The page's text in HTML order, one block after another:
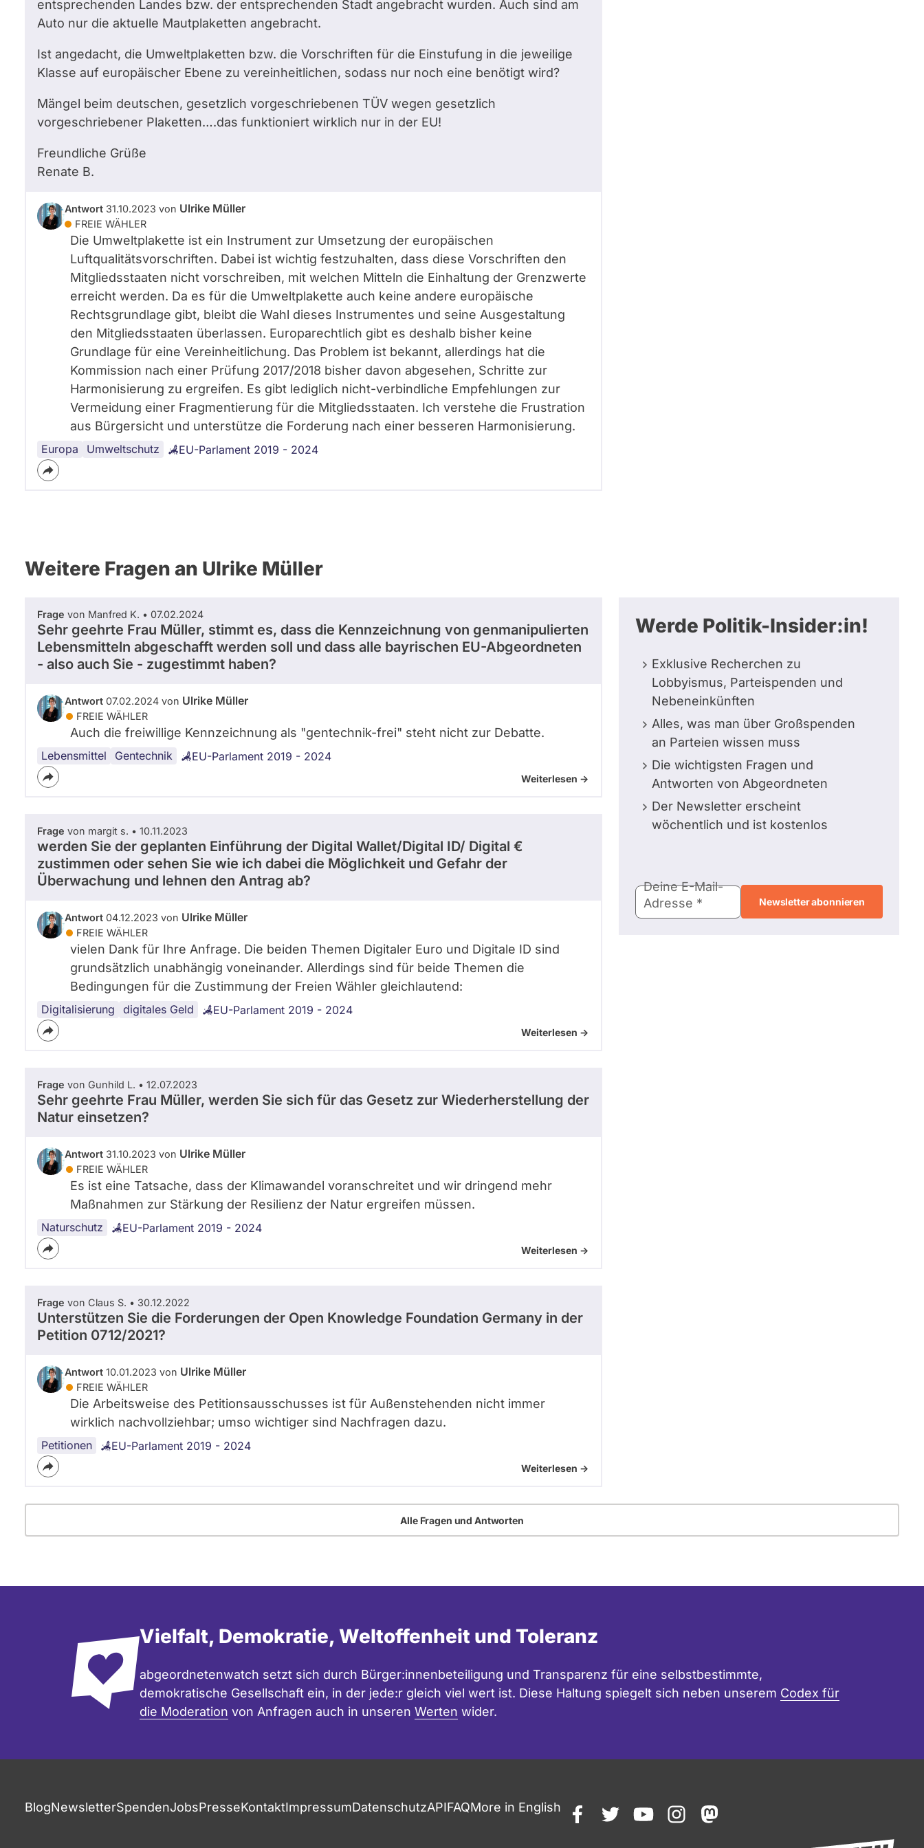
entsprechenden Landes bzw. der entsprechenden Stadt angebracht wurden. Auch sind am
Auto nur die aktuelle Mautplaketten angebracht.
Ist angedacht, die Umweltplaketten bzw. die Vorschriften für die Einstufung in die jeweilige
Klasse auf europäischer Ebene zu vereinheitlichen, sodass nur noch eine benötigt wird?
Mängel beim deutschen, gesetzlich vorgeschriebenen TÜV wegen gesetzlich
vorgeschriebener Plaketten….das funktioniert wirklich nur in der EU!
Freundliche Grüße
Renate B.
Antwort 31.10.2023 von Ulrike Müller
FREIE WÄHLER
Die Umweltplakette ist ein Instrument zur Umsetzung der europäischen
Luftqualitätsvorschriften. Dabei ist wichtig festzuhalten, dass diese Vorschriften den
Mitgliedsstaaten nicht vorschreiben, mit welchen Mitteln die Einhaltung der Grenzwerte
erreicht werden. Da es für die Umweltplakette auch keine andere europäische
Rechtsgrundlage gibt, bleibt die Wahl dieses Instrumentes und seine Ausgestaltung
den Mitgliedsstaaten überlassen. Europarechtlich gibt es deshalb bisher keine
Grundlage für eine Vereinheitlichung. Das Problem ist bekannt, allerdings hat die
Kommission nach einer Prüfung 2017/2018 bisher davon abgesehen, Schritte zur
Harmonisierung zu ergreifen. Es gibt lediglich nicht-verbindliche Empfehlungen zur
Vermeidung einer Fragmentierung für die Mitgliedsstaaten. Ich verstehe die Frustration
aus Bürgersicht und unterstütze die Forderung nach einer besseren Harmonisierung.
Europa Umweltschutz EU-Parlament 2019 - 2024
Weitere Fragen an Ulrike Müller
Frage von Manfred K. • 07.02.2024
Sehr geehrte Frau Müller, stimmt es, dass die Kennzeichnung von genmanipulierten
Lebensmitteln abgeschafft werden soll und dass alle bayrischen EU-Abgeordneten
- also auch Sie - zugestimmt haben?
Antwort 07.02.2024 von Ulrike Müller
FREIE WÄHLER
Auch die freiwillige Kennzeichnung als "gentechnik-frei" steht nicht zur Debatte.
Lebensmittel Gentechnik EU-Parlament 2019 - 2024
Weiterlesen ->
Frage von margit s. • 10.11.2023
werden Sie der geplanten Einführung der Digital Wallet/Digital ID/ Digital €
zustimmen oder sehen Sie wie ich dabei die Möglichkeit und Gefahr der
Überwachung und lehnen den Antrag ab?
Antwort 04.12.2023 von Ulrike Müller
FREIE WÄHLER
vielen Dank für Ihre Anfrage. Die beiden Themen Digitaler Euro und Digitale ID sind
grundsätzlich unabhängig voneinander. Allerdings sind für beide Themen die
Bedingungen für die Zustimmung der Freien Wähler gleichlautend:
Digitalisierung digitales Geld
Datenschutz EU-Parlament 2019 - 2024
Weiterlesen ->
Frage von Gunhild L. • 12.07.2023
Sehr geehrte Frau Müller, werden Sie sich für das Gesetz zur Wiederherstellung der
Natur einsetzen?
Antwort 31.10.2023 von Ulrike Müller
FREIE WÄHLER
Es ist eine Tatsache, dass der Klimawandel voranschreitet und wir dringend mehr
Maßnahmen zur Stärkung der Resilienz der Natur ergreifen müssen.
Naturschutz EU-Parlament 2019 - 2024
Weiterlesen ->
Frage von Claus S. • 30.12.2022
Unterstützen Sie die Forderungen der Open Knowledge Foundation Germany in der
Petition 0712/2021?
Antwort 10.01.2023 von Ulrike Müller
FREIE WÄHLER
Die Arbeitsweise des Petitionsausschusses ist für Außenstehenden nicht immer
wirklich nachvollziehbar; umso wichtiger sind Nachfragen dazu.
Petitionen EU-Parlament 2019 - 2024
Weiterlesen ->
Werde Politik-Insider:in!
Exklusive Recherchen zu
Lobbyismus, Parteispenden und
Nebeneinkünften
Alles, was man über Großspenden
an Parteien wissen muss
Die wichtigsten Fragen und
Antworten von Abgeordneten
Der Newsletter erscheint
wöchentlich und ist kostenlos
Mail-
Adresse
Deine E-Mail-
Adresse
Alle Fragen und Antworten
Vielfalt, Demokratie, Weltoffenheit und Toleranz
abgeordnetenwatch setzt sich durch Bürger:innenbeteiligung und Transparenz für eine selbstbestimmte,
demokratische Gesellschaft ein, in der jede:r gleich viel wert ist. Diese Haltung spiegelt sich neben unserem Codex für
die Moderation von Anfragen auch in unseren Werten wider.
BlogNewsletterSpendenJobsPresseKontaktImpressumDatenschutzAPIFAQMore in English
facebooktwitteryoutubeinstagrammastodon